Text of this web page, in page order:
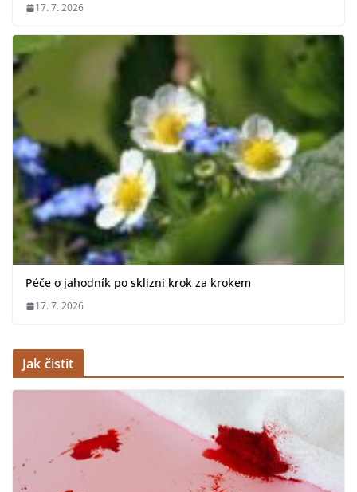
17. 7. 2026
Péče o jahodník po sklizni krok za krokem
17. 7. 2026
Jak čistit